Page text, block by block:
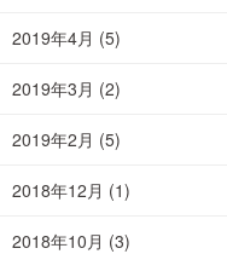
2019年4月 (5)
2019年3月 (2)
2019年2月 (5)
2018年12月 (1)
2018年10月 (3)